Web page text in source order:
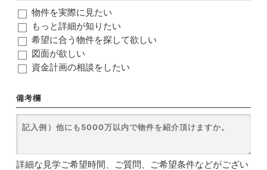
物件を実際に見たい
もっと詳細が知りたい
希望に合う物件を探して欲しい
図面が欲しい
資金計画の相談をしたい
備考欄
詳細な見学ご希望時間、ご質問、ご希望条件などがござい